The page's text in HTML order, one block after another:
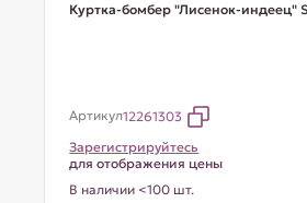
Куртка-бомбер "Лисенок-индеец"
Артикул12261303
Зарегистрируйтесь
для отображения цены
В наличии <100 шт.